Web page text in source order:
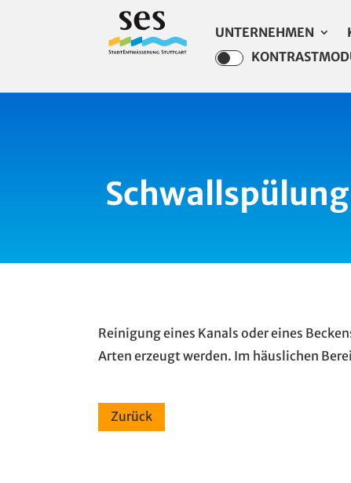
UNTERNEHMEN
Schwallspülung
Reinigung eines Kanals oder eines
Arten erzeugt werden. Im häuslichen